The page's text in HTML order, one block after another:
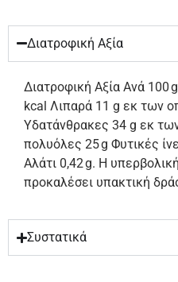
Διατροφική Αξία
Διατροφική Αξία Ανά 100
kcal Λιπαρά 11 g εκ των
Υδατάνθρακες 34 g εκ
πολυόλες 25 g Φυτικές
Αλάτι 0,42 g. Η
προκαλέσει υπακτική
Συστατικά